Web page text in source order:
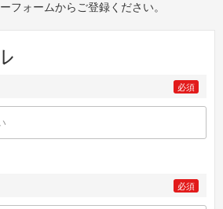
フォームからご登録ください。
必須
必須